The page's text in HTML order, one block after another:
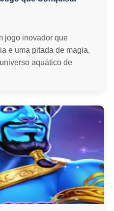
jogo inovador que
e uma pitada de magia,
aquático de